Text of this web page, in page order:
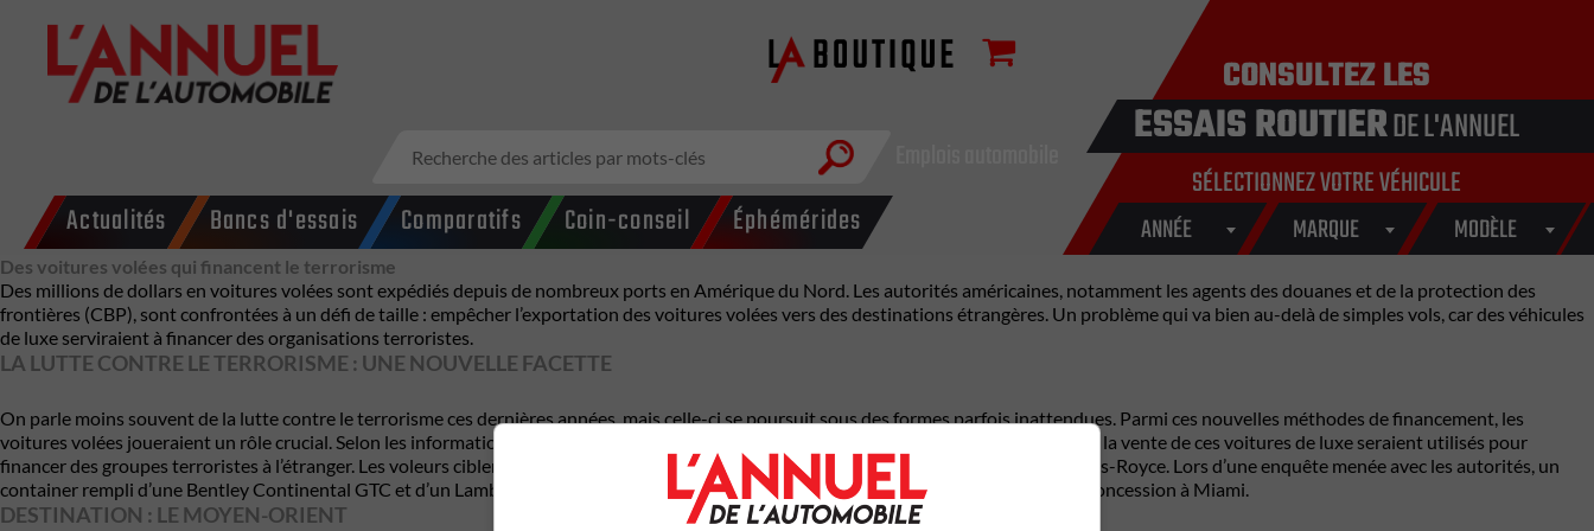
Actualités Bancs d'essais Comparatifs Coin-conseil Éphémérides
CONSULTEZ LES
ESSAIS ROUTIERDE L'ANNUEL
SÉLECTIONNEZ VOTRE VÉHICULE
ANNÉE MARQUE MODÈLE
Des voitures volées qui financent le terrorisme
Des millions de dollars en voitures volées sont expédiés depuis de nombreux ports en Amérique du Nord. Les autorités américaines, notamment les agents des douanes et de la protection des
frontières (CBP), sont confrontées à un défi de taille : empêcher l’exportation des voitures volées vers des destinations étrangères. Un problème qui va bien au-delà de simples vols, car des véhicules
de luxe serviraient à financer des organisations terroristes.
LA LUTTE CONTRE LE TERRORISME : UNE NOUVELLE FACETTE
On parle moins souvent de la lutte contre le terrorisme ces dernières années, mais celle-ci se poursuit sous des formes parfois inattendues. Parmi ces nouvelles méthodes de financement, les
voitures volées joueraient un rôle crucial. Selon les informations rapportées par
, des millions de dollars provenant de la vente de ces voitures de luxe seraient utilisés pour
financer des groupes terroristes à l’étranger. Les voleurs ciblent en priorité des véhicules de haute gamme, tels que Bentley, Ferrari et Rolls-Royce. Lors d’une enquête menée avec les autorités, un
container rempli d’une Bentley Continental GTC et d’un Lamborghini Urus a été découvert. Ce dernier véhicule avait été volé dans une concession à Miami.
DESTINATION : LE MOYEN-ORIENT